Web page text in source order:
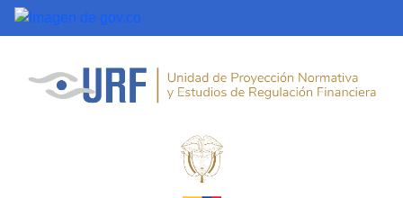
Saltar al contenido principal